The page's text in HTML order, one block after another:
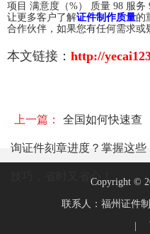
项目 满意度（%） 质量 98 服务
让更多客户了解证件制作质量的
合作伙伴，如果您有任何需求或
本文链接： http://
上一篇： 全国如何快速查
询证件刻章进度？掌握这些
技巧，省时又省心！Copyright ©
联系人：福州证件